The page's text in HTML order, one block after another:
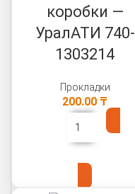
коробки —
УралАТИ 740-
1303214
Прокладки
200.00 ₸